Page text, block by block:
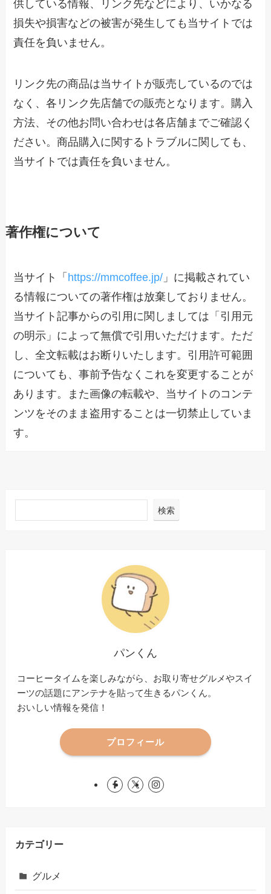
供している情報、リンク先などにより、いかなる
損失や損害などの被害が発生しても当サイトでは
責任を負いません。
リンク先の商品は当サイトが販売しているのでは
なく、各リンク先店舗での販売となります。購入
方法、その他お問い合わせは各店舗までご確認く
ださい。商品購入に関するトラブルに関しても、
当サイトでは責任を負いません。
著作権について
当サイト「 https://mmcoffee.jp/ 」に掲載されてい
る情報についての著作権は放棄しておりません。
当サイト記事からの引用に関しましては「引用元
の明示」によって無償で引用いただけます。ただ
し、全文転載はお断りいたします。引用許可範囲
についても、事前予告なくこれを変更することが
あります。また画像の転載や、当サイトのコンテ
ンツをそのまま盗用することは一切禁止していま
す。
検索
パンくん
コーヒータイムを楽しみながら、お取り寄せグルメやスイ
ーツの話題にアンテナを貼って生きるパンくん。
おいしい情報を発信！
プロフィール
カテゴリー
グルメ